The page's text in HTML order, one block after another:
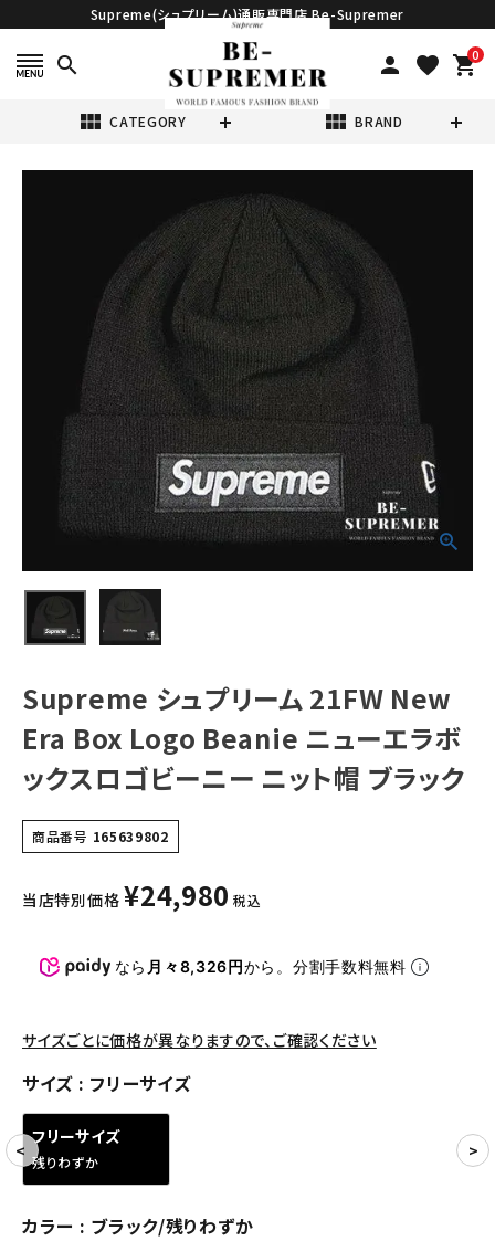
Supreme(シュプリーム)通販専門店 Be-Supremer
search person favorite 0
shopping_cart
view_module CATEGORY view_module BRAND
Supreme シュプ
リーム 21FW
New Era Box
Logo Beanie ニ
ューエラボックス
ロゴビーニー ニッ
ト帽 ブラック
(税込)
NEW ITEMS
CATEGORY
Tシャツ・ロングスリーブ
キャップ・ハット
バックパック・リュック
その他バッグ類
アクセサリー
COLLABORATION BRAND
SEASON
Supreme シュプリーム 21FW New
Era Box Logo Beanie ニューエラボ
ックスロゴビーニー ニット帽 ブラック
商品番号 165639802
当店特別価格 ¥24,980 税込
なら 月々8,326円から。分割手数料無料
サイズごとに価格が異なりますので、ご確認ください
サイズ フリーサイズ
フリーサイズ
残りわずか
カラー ブラック/残りわずか